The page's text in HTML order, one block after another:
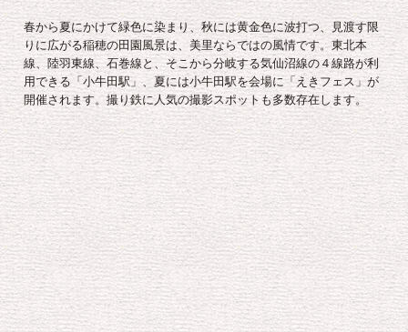
春から夏にかけて緑色に染まり、秋には黄金色に波打つ、見渡す限
りに広がる稲穂の田園風景は、美里ならではの風情です。東北本
線、陸羽東線、石巻線と、そこから分岐する気仙沼線の４線路が利
用できる「小牛田駅」、夏には小牛田駅を会場に「えきフェス」が
開催されます。撮り鉄に人気の撮影スポットも多数存在します。